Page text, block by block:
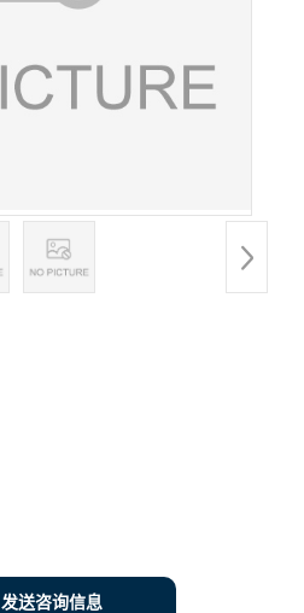
发送咨询信息